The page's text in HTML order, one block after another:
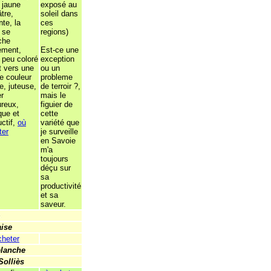
jaune
la
se
coloré
vers une
couleur
juteuse,
et
où
exposé au
soleil dans
ces
regions)
Est-ce une
exception
ou un
probleme
de terroir ?,
mais le
figuier de
cette
variété que
je surveille
en Savoie
m'a
toujours
déçu sur
sa
productivité
et sa
saveur.